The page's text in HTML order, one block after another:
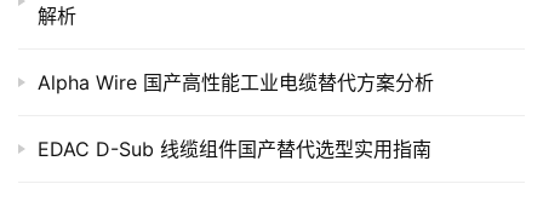
解析
Alpha Wire 国产高性能工业电缆替代方案分析
EDAC D-Sub 线缆组件国产替代选型实用指南